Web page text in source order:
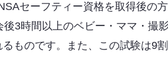
セーフティー資格を取得後の方
3時間以上のベビー・ママ・撮
ものです。また、この試験は9